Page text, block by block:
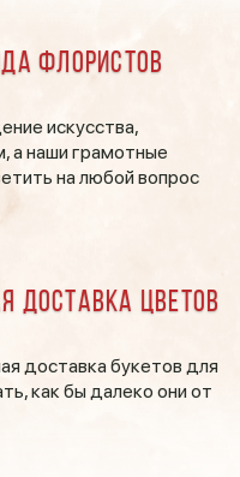
флористов
искусства,
а наши грамотные
на любой вопрос
доставка цветов
доставка букетов для
как бы далеко они от